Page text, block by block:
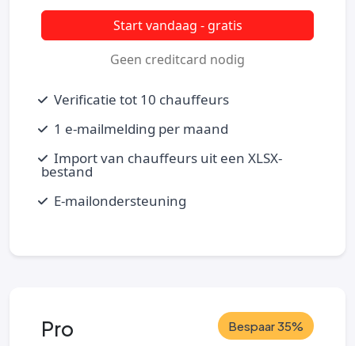
Start vandaag - gratis
Geen creditcard nodig
Verificatie tot 10 chauffeurs
1 e-mailmelding per maand
Import van chauffeurs uit een XLSX-
bestand
E-mailondersteuning
Pro Bespaar 35%